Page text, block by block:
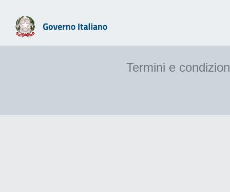
Termini e